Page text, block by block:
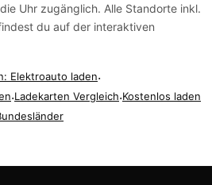
Uhr zugänglich. Alle Standorte inkl.
du auf der interaktiven
Elektroauto laden·
·Ladekarten Vergleich·Kostenlos laden